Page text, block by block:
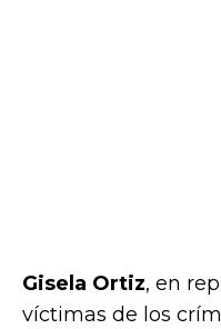
Gisela Ortiz, en
víctimas de los